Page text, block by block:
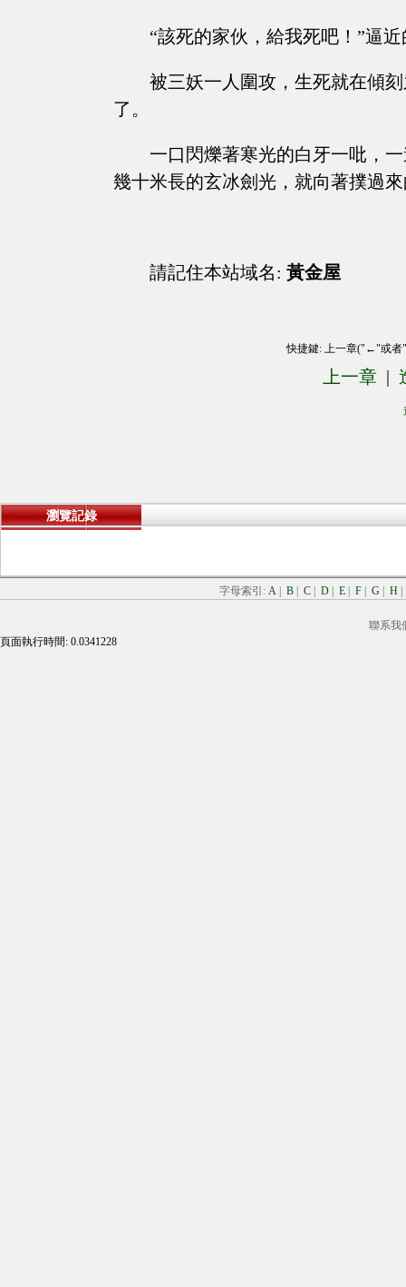
“該死的家伙，給我死吧！”逼
被三妖一人圍攻，生死就在傾
了。
一口閃爍著寒光的白牙一吡，
幾十米長的玄冰劍光，就向著撲過
請記住本站域名: 黃金屋
快捷鍵: 上一章("←"或
上一章 |
瀏覽記錄
字母索引: A B C D E F G H
聯系我
頁面執行時間: 0.0341228